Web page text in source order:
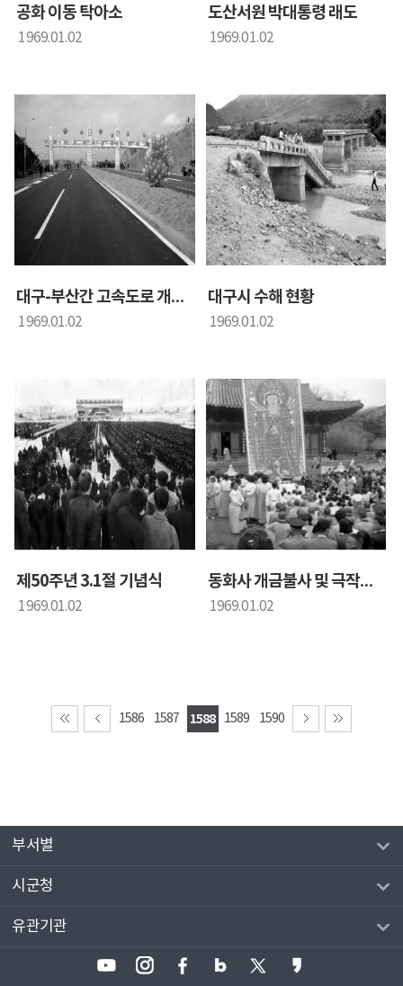
공화 이동 탁아소
1969.01.02
도산서원 박대통령 래도
1969.01.02
대구-부산간 고속도로 개통식
1969.01.02
대구시 수해 현황
1969.01.02
제50주년 3.1절 기념식
1969.01.02
동화사 개금불사 및 극작교 준공
1969.01.02
1586 1587 1588 1589 1590
부서별
시군청
유관기관